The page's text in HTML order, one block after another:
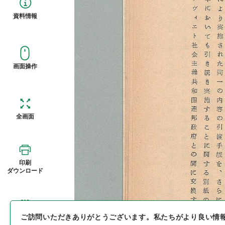
資料情報
画面操作
全画面
印刷
ダウンロード
概観図
ご訪問いただきありがとうございます。 私たちがより良い情